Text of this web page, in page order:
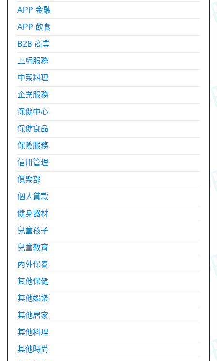
APP 金融
APP 飲食
B2B 商業
上網服務
中菜料理
企業服務
保健中心
保健食品
保險服務
信用管理
俱樂部
個人貸款
健身器材
兒童孩子
兒童教育
內外保養
其他保健
其他娛樂
其他居家
其他料理
其他時尚